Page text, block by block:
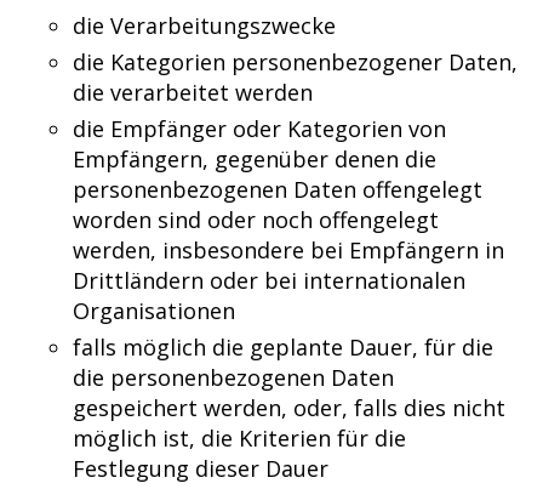
die Verarbeitungszwecke
die Kategorien personenbezogener Daten,
die verarbeitet werden
die Empfänger oder Kategorien von
Empfängern, gegenüber denen die
personenbezogenen Daten offengelegt
worden sind oder noch offengelegt
werden, insbesondere bei Empfängern in
Drittländern oder bei internationalen
Organisationen
falls möglich die geplante Dauer, für die
die personenbezogenen Daten
gespeichert werden, oder, falls dies nicht
möglich ist, die Kriterien für die
Festlegung dieser Dauer